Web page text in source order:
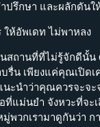
ำปรึกษา และผลักดั
ให้อัพเดท ไม่พาหลง
นสถานที่ที่ไม่รู้จักดีนั้
รื่น เพียงแค่คุณเปิดเ
ะนำว่าคุณควรจะจะ
ที่แม่นยำ จังหวะที่จะ
วกเรามาดูกันว่า ก